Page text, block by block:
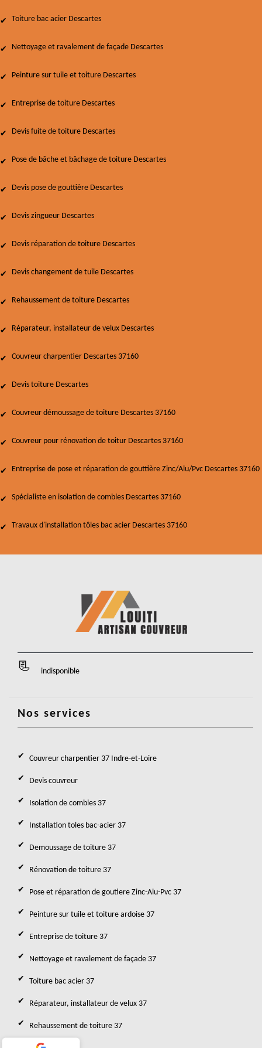
Toiture bac acier Descartes
Nettoyage et ravalement de façade Descartes
Peinture sur tuile et toiture Descartes
Entreprise de toiture Descartes
Devis fuite de toiture Descartes
Pose de bâche et bâchage de toiture Descartes
Devis pose de gouttière Descartes
Devis zingueur Descartes
Devis réparation de toiture Descartes
Devis changement de tuile Descartes
Rehaussement de toiture Descartes
Réparateur, installateur de velux Descartes
Couvreur charpentier Descartes 37160
Devis toiture Descartes
Couvreur démoussage de toiture Descartes 37160
Couvreur pour rénovation de toitur Descartes 37160
Entreprise de pose et réparation de gouttière Zinc/Alu/Pvc Descartes 37160
Spécialiste en isolation de combles Descartes 37160
Travaux d'installation tôles bac acier Descartes 37160
indisponible
Nos services
Couvreur charpentier 37 Indre-et-Loire
Devis couvreur
Isolation de combles 37
Installation toles bac-acier 37
Demoussage de toiture 37
Rénovation de toiture 37
Pose et réparation de goutiere Zinc-Alu-Pvc 37
Peinture sur tuile et toiture ardoise 37
Entreprise de toiture 37
Nettoyage et ravalement de façade 37
Toiture bac acier 37
Réparateur, installateur de velux 37
Rehaussement de toiture 37